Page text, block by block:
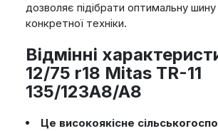
дозволяє підібрати оптимальну
конкретної техніки.
Відмінні
12/75 r18 Mitas TR-11
135/123A8/A8
Це високоякісне